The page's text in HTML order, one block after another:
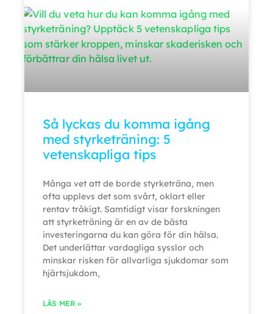
Så lyckas du komma igång
med styrketräning: 5
vetenskapliga tips
Många vet att de borde styrketräna, men
ofta upplevs det som svårt, oklart eller
rentav tråkigt. Samtidigt visar forskningen
att styrketräning är en av de bästa
investeringarna du kan göra för din hälsa.
Det underlättar vardagliga sysslor och
minskar risken för allvarliga sjukdomar som
hjärtsjukdom,
LÄS MER »